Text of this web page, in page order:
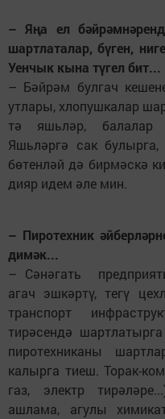
– Яңа ел
шартлаталар, бүген,
Уенчык кына түгел бит...
– Бәйрәм булгач
утлары, хлопушкалар
тә яшьләр,
Яшьләргә сак
бөтенләй дә бирмәскә
дияр идем әле мин.
– Пиротехник
димәк...
– Сәнәгать
агач эшкәртү, тегү
транспорт
тирәсендә
пиротехниканы
калырга тиеш. Торак-
газ, электр
ашлама, агулы